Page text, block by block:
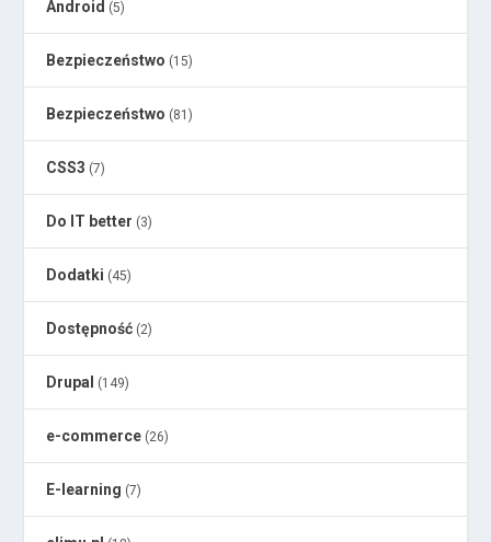
Android (5)
Bezpieczeństwo (15)
Bezpieczeństwo (81)
CSS3 (7)
Do IT better (3)
Dodatki (45)
Dostępność (2)
Drupal (149)
e-commerce (26)
E-learning (7)